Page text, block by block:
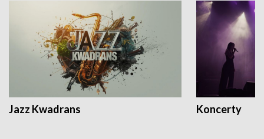
Jazz Kwadrans Koncerty